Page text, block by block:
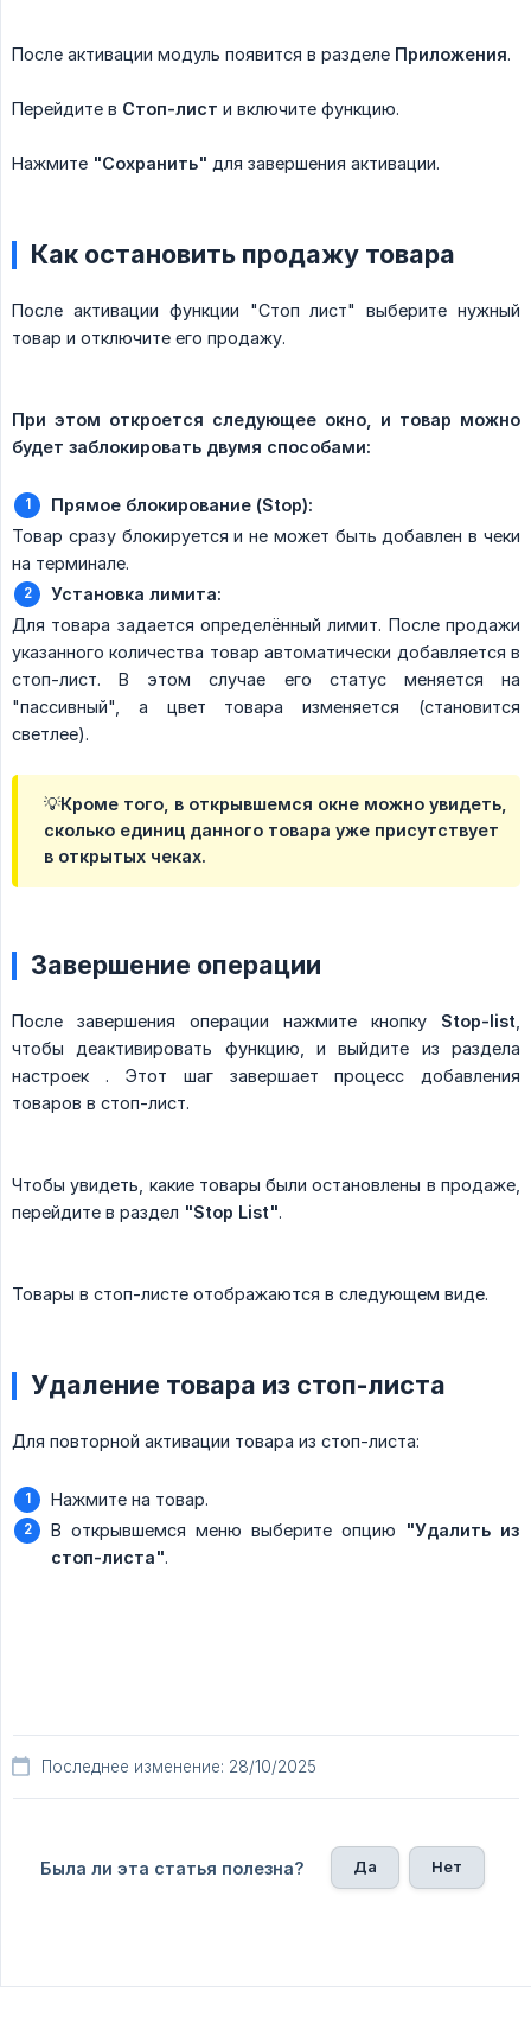
После активации модуль появится в разделе Приложения.
Перейдите в Стоп-лист и включите функцию.
Нажмите "Сохранить" для завершения активации.
Как остановить продажу товара
После активации функции "Стоп лист" выберите нужный
товар и отключите его продажу.
При этом откроется следующее окно, и товар можно
будет заблокировать двумя способами:
Прямое блокирование (Stop):
Товар сразу блокируется и не может быть добавлен в чеки
на терминале.
Установка лимита:
Для товара задается определённый лимит. После продажи
указанного количества товар автоматически добавляется в
стоп-лист. В этом случае его статус меняется на
"пассивный", а цвет товара изменяется (становится
светлее).
💡Кроме того, в открывшемся окне можно увидеть,
сколько единиц данного товара уже присутствует
в открытых чеках.
Завершение операции
После завершения операции нажмите кнопку Stop-list
чтобы деактивировать функцию, и выйдите из раздела
настроек . Этот шаг завершает процесс добавления
товаров в стоп-лист.
Чтобы увидеть, какие товары были остановлены в продаже,
перейдите в раздел "Stop List".
Товары в стоп-листе отображаются в следующем виде.
Удаление товара из стоп-листа
Для повторной активации товара из стоп-листа:
Нажмите на товар.
В открывшемся меню выберите опцию
"Удалить из
стоп-листа".
Последнее изменение: 28/10/2025
Была ли эта статья полезна? Да Нет